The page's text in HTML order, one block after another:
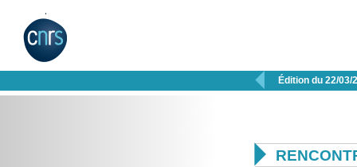
 Édition du 22/03/
